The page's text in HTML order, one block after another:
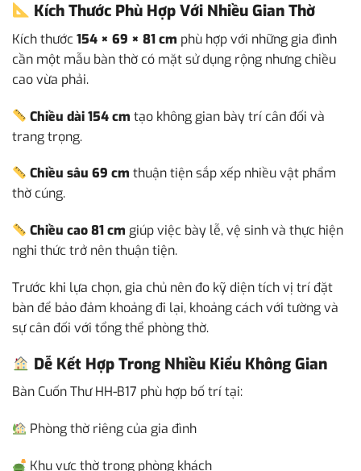
Kích Thước Phù Hợp Với Nhiều Gian Thờ
Kích thước154 × 69 × 81 cm phù hợp với những gia đình
cần một mẫu bàn thờ có mặt sử dụng rộng nhưng chiều
cao vừa phải.
Chiều dài 154 cm tạo không gian bày trí cân đối và
trang trọng.
Chiều sâu 69 cm thuận tiện sắp xếp nhiều vật phẩm
thờ cúng.
Chiều cao 81 cm giúp việc bày lễ, vệ sinh và thực hiện
nghi thức trở nên thuận tiện.
Trước khi lựa chọn, gia chủ nên đo kỹ diện tích vị trí đặt
bàn để bảo đảm khoảng đi lại, khoảng cách với tường và
sự cân đối với tổng thể phòng thờ.
Dễ Kết Hợp Trong Nhiều Kiểu Không Gian
Bàn Cuốn Thư HH-B17 phù hợp bố trí tại:
Phòng thờ riêng của gia đình
Khu vực thờ trong phòng khách